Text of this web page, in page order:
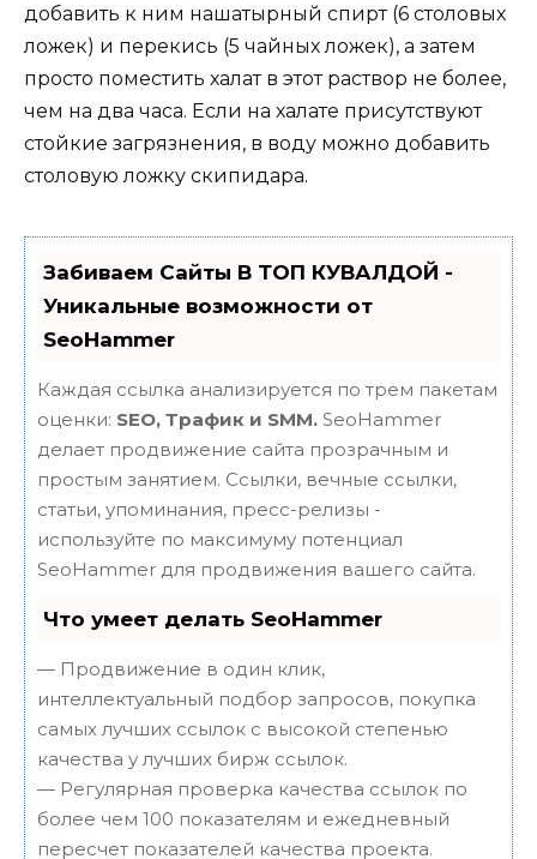
добавить к ним нашатырный спирт (6 столовых
ложек) и перекись (5 чайных ложек), а затем
просто поместить халат в этот раствор не более,
чем на два часа. Если на халате присутствуют
стойкие загрязнения, в воду можно добавить
столовую ложку скипидара.
Забиваем Сайты В ТОП КУВАЛДОЙ -
Уникальные возможности от
SeoHammer
Каждая ссылка анализируется по трем пакетам
оценки: SEO, Трафик и SMM. SeoHammer
делает продвижение сайта прозрачным и
простым занятием. Ссылки, вечные ссылки,
статьи, упоминания, пресс-релизы -
используйте по максимуму потенциал
SeoHammer для продвижения вашего сайта.
Что умеет делать SeoHammer
— Продвижение в один клик,
интеллектуальный подбор запросов, покупка
самых лучших ссылок с высокой степенью
качества у лучших бирж ссылок.
— Регулярная проверка качества ссылок по
более чем 100 показателям и ежедневный
пересчет показателей качества проекта.